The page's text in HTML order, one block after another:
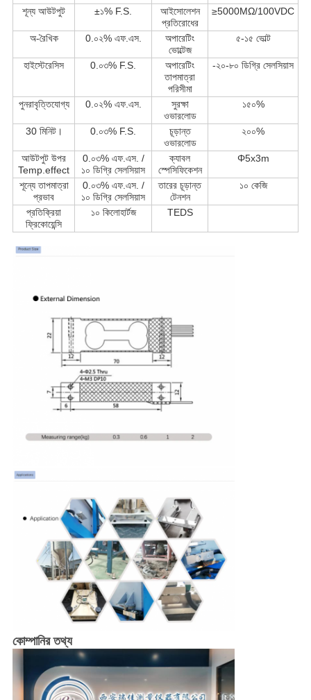
শূন্য আউটপুট
±১% F.S.
আইসোলেশন
প্রতিরোধের
≥5000MΩ/100VDC
অ-রৈখিক 0.০২% এফ.এস.
অপারেটিং
ভোল্টেজ
৫-১৫ ভোল্ট
হাইস্টেরেসিস 0.০৩% F.S.
অপারেটিং
তাপমাত্রা
পরিসীমা
-২০-৮০ ডিগ্রি সেলসিয়াস
পুনরাবৃত্তিযোগ্য 0.০২% এফ.এস.
সুরক্ষা
ওভারলোড
১৫০%
30 মিনিট। 0.০৩% F.S.
চূড়ান্ত
ওভারলোড
২০০%
আউটপুট উপর
Temp.effect
0.০৩% এফ.এস. /
১০ ডিগ্রি সেলসিয়াস
ক্যাবল
স্পেসিফিকেশন
Φ5x3m
শূন্যে তাপমাত্রা
প্রভাব
0.০৩% এফ.এস. /
১০ ডিগ্রি সেলসিয়াস
তারের চূড়ান্ত
টেনশন
১০ কেজি
প্রতিক্রিয়া
ফ্রিকোয়েন্সি
১০ কিলোহার্টজ TEDS
কোম্পানির তথ্য